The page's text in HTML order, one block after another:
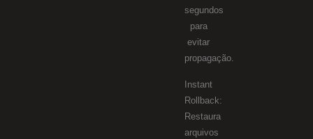
segundos
para
evitar
propagação.
Instant
Rollback:
Restaura
arquivos